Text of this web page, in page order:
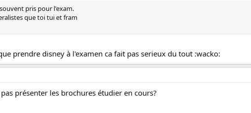
pris pour l'exam.
que toi tui et fram
prendre disney à l'examen ca fait pas serieux du tout :wacko:
présenter les brochures étudier en cours?